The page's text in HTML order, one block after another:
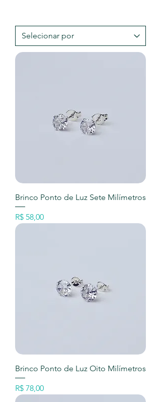
Brinco Ponto de Luz Sete Milímetros
Preço
R$ 58,00
Brinco Ponto de Luz Oito Milímetros
Preço
R$ 78,00